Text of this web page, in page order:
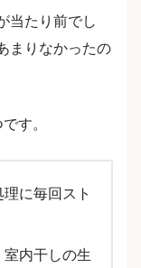
当たり前でし
まりなかったの
す。
に毎回スト
内干しの生